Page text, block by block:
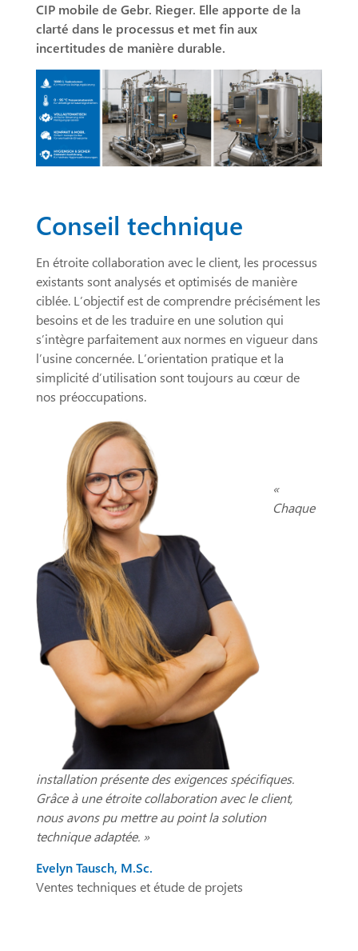
CIP mobile de Gebr. Rieger. Elle apporte de la
clarté dans le processus et met fin aux
incertitudes de manière durable.
Conseil technique
En étroite collaboration avec le client, les processus
existants sont analysés et optimisés de manière
ciblée. L’objectif est de comprendre précisément les
besoins et de les traduire en une solution qui
s’intègre parfaitement aux normes en vigueur dans
l’usine concernée. L’orientation pratique et la
simplicité d’utilisation sont toujours au cœur de
nos préoccupations.
«
Chaque
installation présente des exigences spécifiques.
Grâce à une étroite collaboration avec le client,
nous avons pu mettre au point la solution
technique adaptée. »
Evelyn Tausch, M.Sc.
Ventes techniques et étude de projets